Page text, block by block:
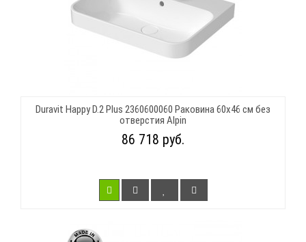
Duravit Happy D.2 Plus 2360600060 Раковина 60х46 см без
отверстия Alpin
86 718 руб.